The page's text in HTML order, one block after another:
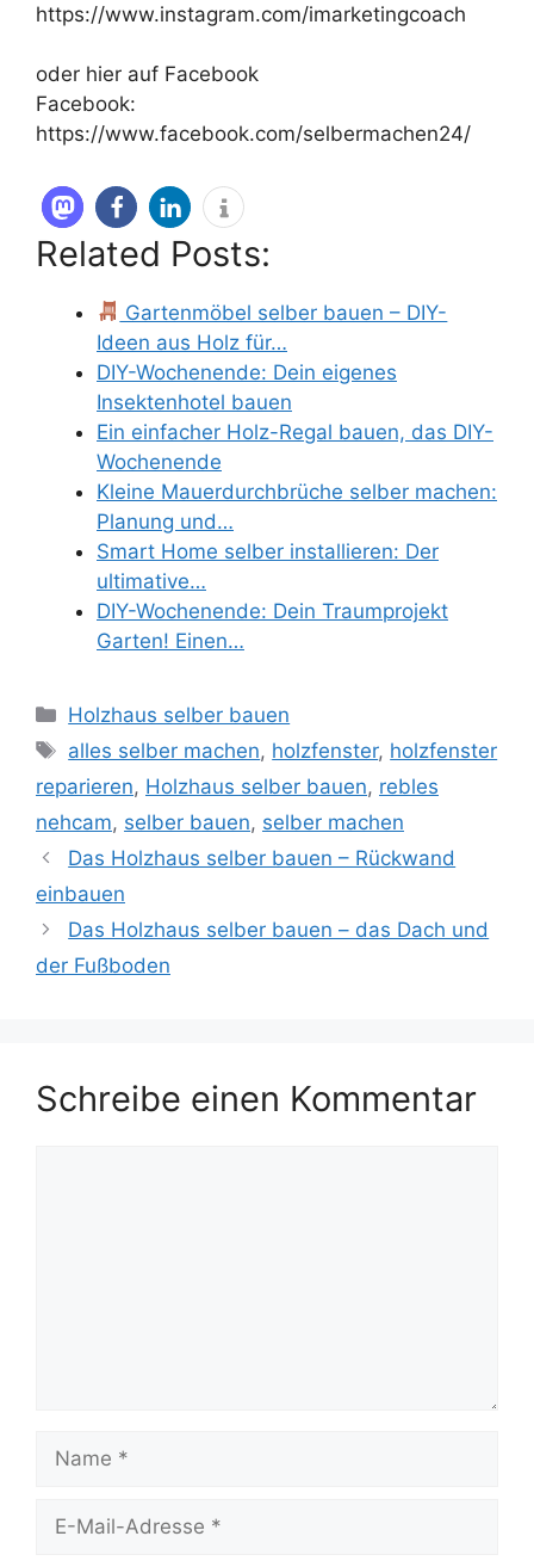
https://www.instagram.com/imarketingcoach
oder hier auf Facebook
Facebook:
https://www.facebook.com/selbermachen24/
Related Posts:
Gartenmöbel selber bauen – DIY-
Ideen aus Holz für…
DIY-Wochenende: Dein eigenes
Insektenhotel bauen
Ein einfacher Holz-Regal bauen, das DIY-
Wochenende
Kleine Mauerdurchbrüche selber machen:
Planung und…
Smart Home selber installieren: Der
ultimative…
DIY-Wochenende: Dein Traumprojekt
Garten! Einen…
Kategorien
Holzhaus selber bauen
Schlagwörter
alles selber machen, holzfenster, holzfenster
reparieren, Holzhaus selber bauen, rebles
nehcam, selber bauen, selber machen
Das Holzhaus selber bauen – Rückwand
einbauen
Das Holzhaus selber bauen – das Dach und
der Fußboden
Schreibe einen Kommentar
Mail-